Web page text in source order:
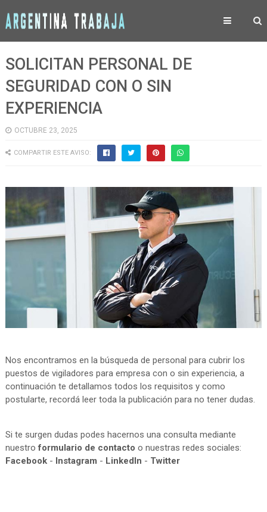
SOLICITAN PERSONAL DE
SEGURIDAD CON O SIN
EXPERIENCIA
OCTUBRE 23, 2025
COMPARTIR ESTE AVISO:
Nos encontramos en la búsqueda de personal para cubrir los
puestos de vigiladores para empresa con o sin experiencia, a
continuación te detallamos todos los requisitos y como
postularte, recordá leer toda la publicación para no tener dudas.
Si te surgen dudas podes hacernos una consulta mediante
nuestroformulario de contacto o nuestras redes sociales:
Facebook- Instagram - LinkedIn - Twitter